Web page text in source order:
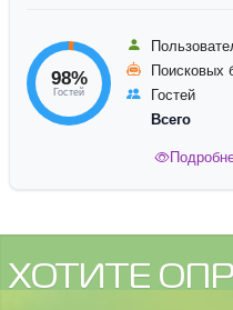
98%
Гостей
Поисковых
Гостей
Всего
ХОТИТЕ